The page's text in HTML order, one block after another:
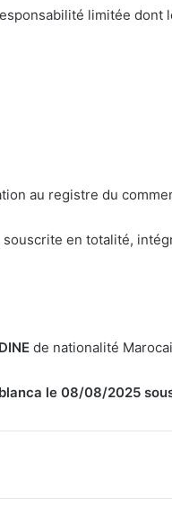
limitée dont
au registre du
souscrite en totalité,
de nationalité
le 08/08/2025